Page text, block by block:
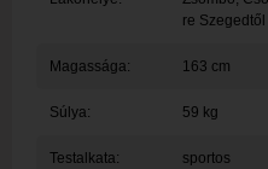
re Szegedtől
Magassága: 163 cm
Súlya: 59 kg
Testalkata: sportos